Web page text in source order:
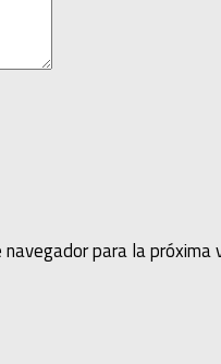
para la próxima